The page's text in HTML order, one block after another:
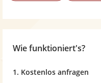
Wie funktioniert's?
1. Kostenlos anfragen